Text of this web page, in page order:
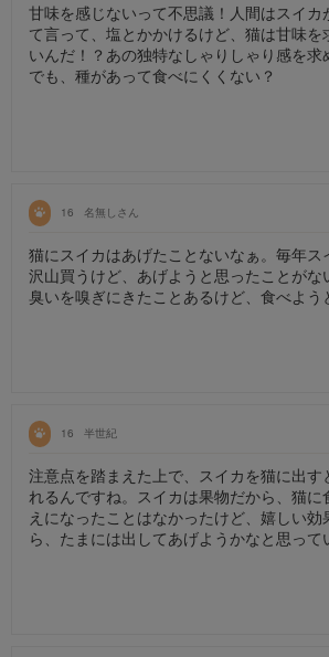
甘味を感じないって不思議！人間はスイカ
て言って、塩とかかけるけど、猫は甘味を
いんだ！？あの独特なしゃりしゃり感を求
でも、種があって食べにくくない？
16 名無しさん
猫にスイカはあげたことないなぁ。毎年
沢山買うけど、あげようと思ったことがな
臭いを嗅ぎにきたことあるけど、食べよう
16 半世紀
注意点を踏まえた上で、スイカを猫に出す
れるんですね。スイカは果物だから、猫
えになったことはなかったけど、嬉しい効
ら、たまには出してあげようかなと思って